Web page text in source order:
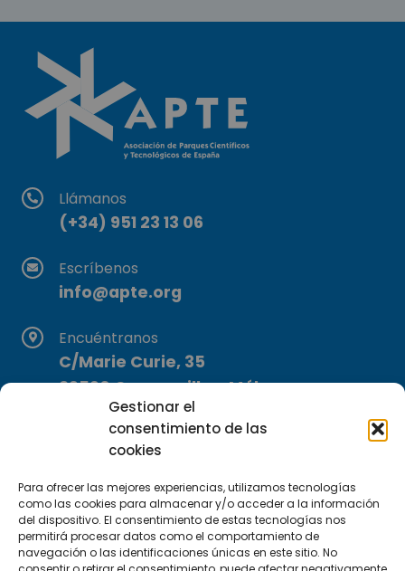
Gestionar el
consentimiento de las
cookies
Para ofrecer las mejores experiencias, utilizamos tecnologías
como las cookies para almacenar y/o acceder a la información
del dispositivo. El consentimiento de estas tecnologías nos
permitirá procesar datos como el comportamiento de
navegación o las identificaciones únicas en este sitio. No
Llámanos
(+34) 951 23 13 06
Escríbenos
info@apte.org
Encuéntranos
C/Marie Curie, 35
29590 Campanillas, Málaga
Suscríbete a nuestra Newsletter